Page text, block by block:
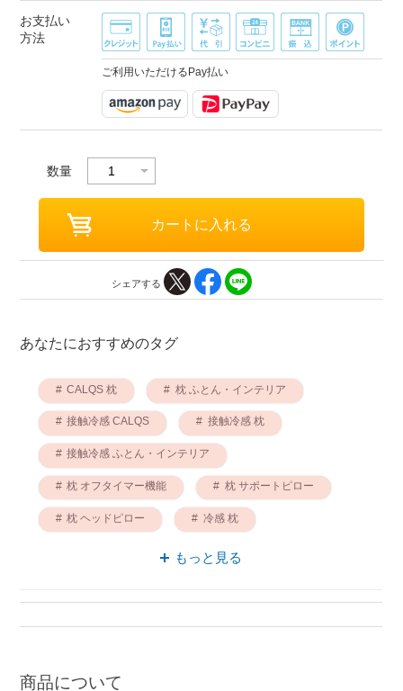
お支払い
方法
ご利用いただけるPay払い
数量
シェアする
あなたにおすすめのタグ
CALQS 枕 枕 ふとん・インテリア
接触冷感 CALQS 接触冷感 枕
接触冷感 ふとん・インテリア
枕 オフタイマー機能 枕 サポートピロー
枕 ヘッドピロー 冷感 枕
もっと見る
商品について